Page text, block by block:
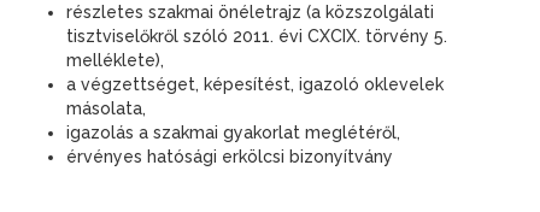
részletes szakmai önéletrajz (a közszolgálati
tisztviselőkről szóló 2011. évi CXCIX. törvény 5.
melléklete),
a végzettséget, képesítést, igazoló oklevelek
másolata,
igazolás a szakmai gyakorlat meglétéről,
érvényes hatósági erkölcsi bizonyítvány